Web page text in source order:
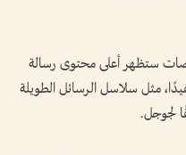
ستظهر أعلى محتوى رسالة
مثل سلاسل الرسائل الطويلة
لجوجل.